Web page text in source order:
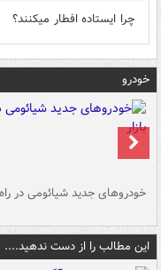
چرا ایستاده افطار میکنند؟
خودرو
خودروهای جدید شیائومی در راه
این مطالب را از دست ندهید....